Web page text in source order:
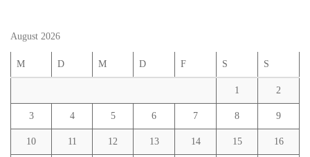
August 2026
M D M D F S S
1 2
3 4 5 6 7 8 9
10 11 12 13 14 15 16